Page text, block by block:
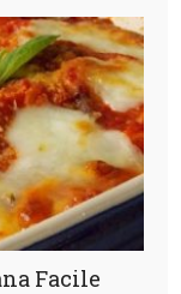
Facile